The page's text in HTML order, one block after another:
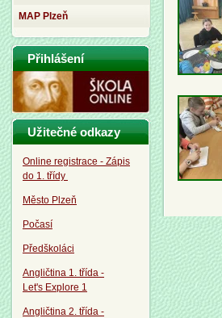
MAP Plzeň
Přihlášení
Užitečné odkazy
Online registrace - Zápis
do 1. třídy
Město Plzeň
Počasí
Předškoláci
Angličtina 1. třída -
Let's Explore 1
Angličtina 2. třída -